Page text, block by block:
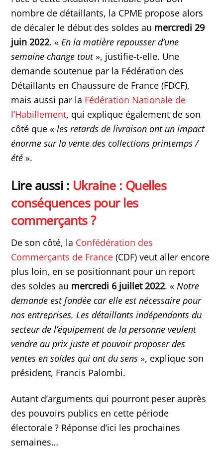
nombre de détaillants, la CPME propose alors
de décaler le début des soldes au mercredi 29
juin 2022. «En la matière repousser d’une
semaine change tout», justifie-t-elle. Une
demande soutenue par la Fédération des
Détaillants en Chaussure de France (FDCF),
mais aussi par la Fédération Nationale de
l’Habillement, qui explique également de son
côté que «les retards de livraison ont un impact
énorme sur la vente des collections printemps /
été ».
Lire aussi : Ukraine : Quelles
conséquences pour les
commerçants ?
De son côté, la Confédération des
Commerçants de France (CDF) veut aller encore
plus loin, en se positionnant pour un report
des soldes au mercredi 6 juillet 2022. «Notre
demande est fondée car elle est nécessaire pour
nos entreprises. Les détaillants indépendants du
secteur de l’équipement de la personne veulent
vendre au prix juste et pouvoir proposer des
ventes en soldes qui ont du sens », explique son
président, Francis Palombi.
Autant d’arguments qui pourront peser auprès
des pouvoirs publics en cette période
électorale ? Réponse d’ici les prochaines
semaines…